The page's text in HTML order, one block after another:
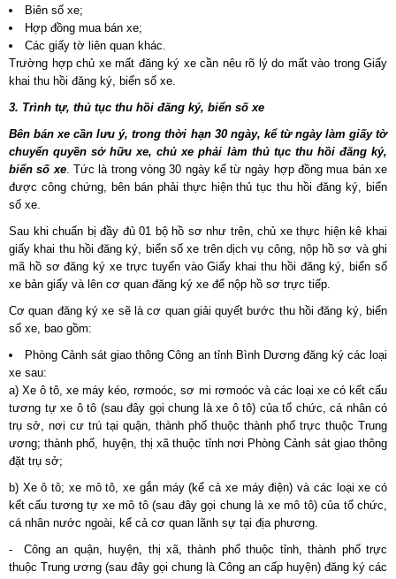
Biên số xe;
Hợp đồng mua bán xe;
Các giấy tờ liên quan khác.
Trường hợp chủ xe mất đăng ký xe cần nêu rõ lý do mất vào trong Giấy
khai thu hồi đăng ký, biển số xe.
3. Trình tự, thủ tục thu hồi đăng ký, biển số xe
Bên bán xe cần lưu ý, trong thời hạn 30 ngày, kể từ ngày làm giấy tờ
chuyển quyền sở hữu xe, chủ xe phải làm thủ tục thu hồi đăng ký,
biển số xe. Tức là trong vòng 30 ngày kể từ ngày hợp đồng mua bán xe
được công chứng, bên bán phải thực hiện thủ tục thu hồi đăng ký, biển
số xe.
Sau khi chuẩn bị đầy đủ 01 bộ hồ sơ như trên, chủ xe thực hiện kê khai
giấy khai thu hồi đăng ký, biển số xe trên dịch vụ công, nộp hồ sơ và ghi
mã hồ sơ đăng ký xe trực tuyến vào Giấy khai thu hồi đăng ký, biển số
xe bản giấy và lên cơ quan đăng ký xe để nộp hồ sơ trực tiếp.
Cơ quan đăng ký xe sẽ là cơ quan giải quyết bước thu hồi đăng ký, biển
số xe, bao gồm:
Phòng Cảnh sát giao thông Công an tỉnh Bình Dương đăng ký các loại
xe sau:
a) Xe ô tô, xe máy kéo, rơmoóc, sơ mi rơmoóc và các loại xe có kết cấu
tương tự xe ô tô (sau đây gọi chung là xe ô tô) của tổ chức, cá nhân có
trụ sở, nơi cư trú tại quận, thành phố thuộc thành phố trực thuộc Trung
ương; thành phố, huyện, thị xã thuộc tỉnh nơi Phòng Cảnh sát giao thông
đặt trụ sở;
b) Xe ô tô; xe mô tô, xe gắn máy (kể cả xe máy điện) và các loại xe có
kết cấu tương tự xe mô tô (sau đây gọi chung là xe mô tô) của tổ chức,
cá nhân nước ngoài, kể cả cơ quan lãnh sự tại địa phương.
- Công an quận, huyện, thị xã, thành phố thuộc tỉnh, thành phố trực
thuộc Trung ương (sau đây gọi chung là Công an cấp huyện) đăng ký các